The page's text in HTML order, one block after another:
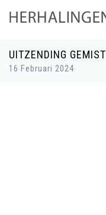
UITZENDING GEMIST
16 Februari 2024